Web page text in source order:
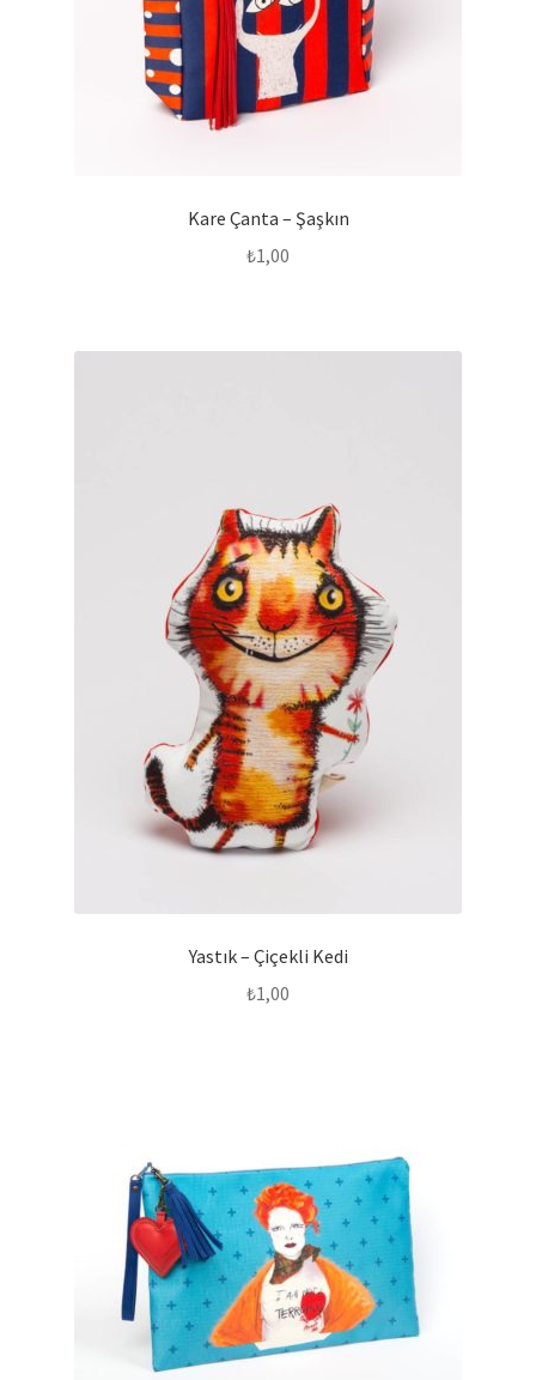
Kare Çanta – Şaşkın
₺1,00
Yastık – Çiçekli Kedi
₺1,00